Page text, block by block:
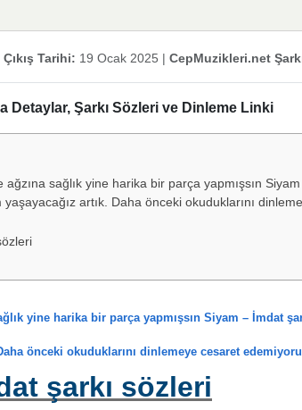
Çıkış Tarihi: 19 Ocak 2025 | CepMuzikleri.net
Detaylar, Şarkı Sözleri ve Dinleme Linki
ağzına sağlık yine harika bir parça yapmışsın
yaşayacağız artık. Daha önceki okuduklarını
yine harika bir parça yapmışsın Siyam – İmdat
önceki okuduklarını dinlemeye cesaret
şarkı sözleri